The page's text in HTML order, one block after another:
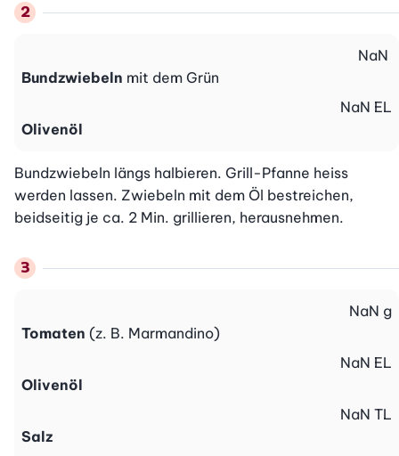
Bundzwiebeln mit dem Grün
NaN
Olivenöl
NaN EL
Bundzwiebeln längs halbieren. Grill-Pfanne heiss
werden lassen. Zwiebeln mit dem Öl bestreichen,
beidseitig je ca. 2 Min. grillieren, herausnehmen.
Tomaten (z. B. Marmandino)
NaN g
Olivenöl
NaN EL
Salz
NaN TL